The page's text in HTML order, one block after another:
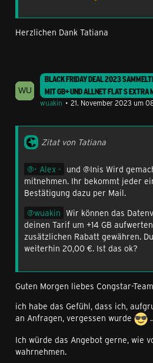
Herzlichen Dank Tatiana
BLACK FRIDAY DEAL 2023
MIT GB+ UND ALLNET FLAT S EXTRA
wuakin
21. November 2023 um
Zitat von Tatiana
- Alex - und @Inis Wird
mitnehmen. Ihr bekommt jeder
Bestätigung dazu per Mail.
wuakin Wir können das
deinen Tarif um +14 GB
zusätzlichen Rabatt gewähren.
weiterhin 20,00 €. Ist das ok?
Guten Morgen liebes Congstar-
ich habe das Gefühl, dass ich,
an Anfragen, vergessen wurde
Ich würde das Angebot gerne, wie
wahrnehmen.